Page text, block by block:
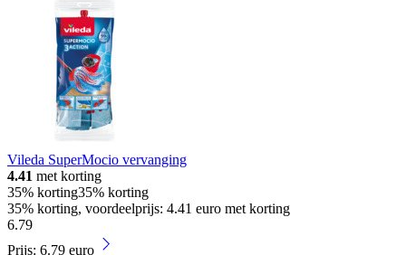
Vileda SuperMocio vervanging
4.41 met korting
35% korting35% korting
35% korting, voordeelprijs: 4.41 euro met korting
6.79
Prijs: 6.79 euro